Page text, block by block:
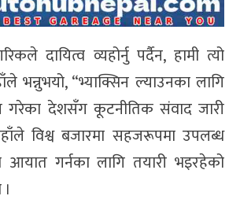
दायित्व व्यहोर्नु पर्दैन, हामी त्यो
भन्नुभयो, “भ्याक्सिन ल्याउनका लागि
गरेका देशसँग कूटनीतिक संवाद जारी
विश्व बजारमा सहजरूपमा उपलब्ध
आयात गर्नका लागि तयारी भइरहेको